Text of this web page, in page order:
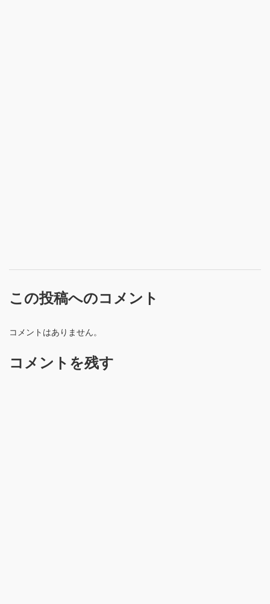
この投稿へのコメント
コメントはありません。
コメントを残す